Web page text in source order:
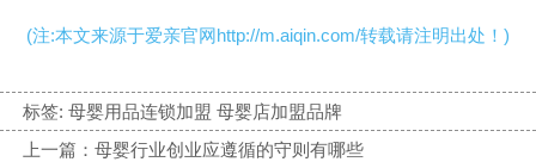
(注:本文来源于爱亲官网http://m.aiqin.com/转载请注明出处！)
标签: 母婴用品连锁加盟 母婴店加盟品牌
上一篇：母婴行业创业应遵循的守则有哪些